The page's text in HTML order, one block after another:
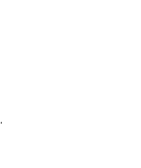
.